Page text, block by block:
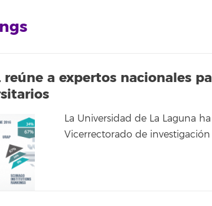
reúne a expertos nacionales
La Universidad de La Laguna
Vicerrectorado de